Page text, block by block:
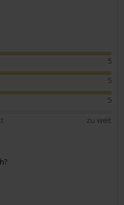
5
5
5
zu weit